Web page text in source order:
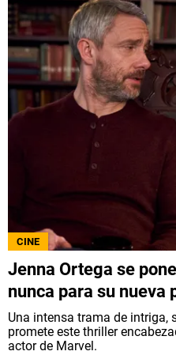
CINE
Jenna Ortega se
nunca para su nueva
Una intensa trama de intriga,
promete este thriller
actor de Marvel.